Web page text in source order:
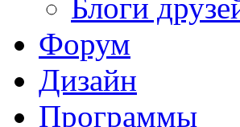
Блоги
Форум
Дизайн
Программы